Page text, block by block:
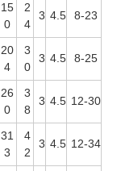
15
0
2
4
3 4.5 8-23
20
4
3
0
3 4.5 8-25
26
0
3
8
3 4.5 12-30
31
3
4
2
3 4.5 12-34